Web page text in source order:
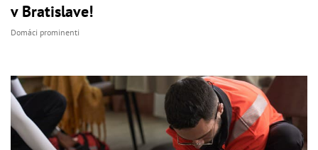
v Bratislave!
Domáci prominenti